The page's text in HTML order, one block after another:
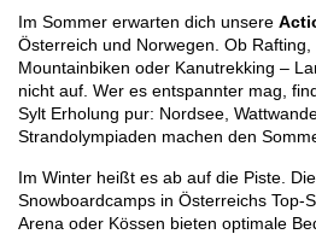
Im Sommer erwarten dich unsere
Österreich und Norwegen. Ob Rafting,
Mountainbiken oder Kanutrekking –
nicht auf. Wer es entspannter mag,
Sylt Erholung pur: Nordsee,
Strandolympiaden machen den
Im Winter heißt es ab auf die Piste.
Snowboardcamps in Österreichs Top-
Arena oder Kössen bieten optimale